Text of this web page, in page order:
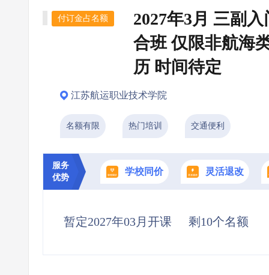
付订金占名额
2027年3月 三副
合班 仅限非航海
历 时间待定
江苏航运职业技术学院
名额有限 热门培训 交通便利
服务
优势
学校同价 灵活退改
暂定2027年03月开课 剩10个名额